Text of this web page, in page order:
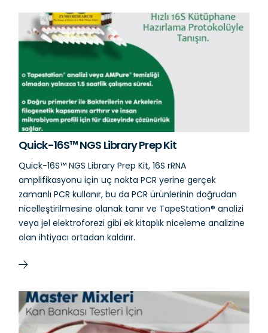
Quick-16S™ NGS Library Prep Kit
Quick-16S™ NGS Library Prep Kit, 16S rRNA
amplifikasyonu için uç nokta PCR yerine gerçek
zamanlı PCR kullanır, bu da PCR ürünlerinin doğrudan
nicelleştirilmesine olanak tanır ve TapeStation® analizi
veya jel elektroforezi gibi ek kitaplık niceleme analizine
olan ihtiyacı ortadan kaldırır.